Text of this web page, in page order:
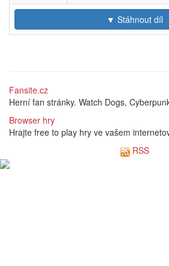
▼ Stáhnout díl
Fansite.cz
Herní fan stránky. Watch Dogs,
Browser hry
Hrajte free to play hry ve vašem
RSS